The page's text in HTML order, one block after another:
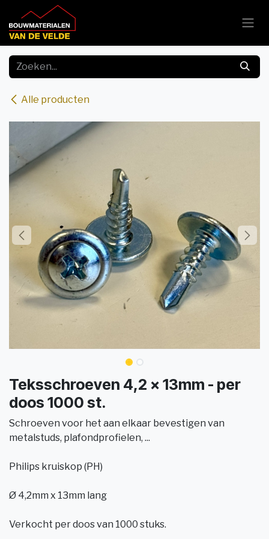
Overslaan naar inhoud
Alle producten
Teksschroeven 4,2 x 13mm - per
doos 1000 st.
Schroeven voor het aan elkaar bevestigen van
metalstuds, plafondprofielen, ...
Philips kruiskop (PH)
Ø 4,2mm x 13mm lang
Verkocht per doos van 1000 stuks.